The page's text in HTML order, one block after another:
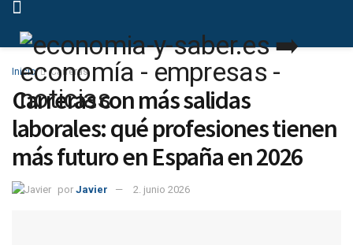
Inicio Carreras
Carreras con más salidas
laborales: qué profesiones tienen
más futuro en España en 2026
por Javier 2. junio 2026